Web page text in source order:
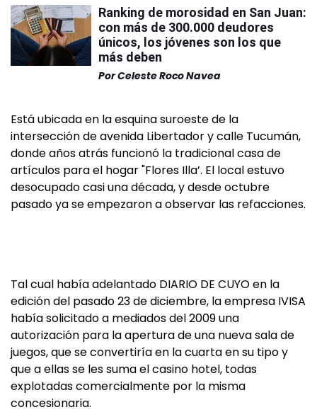
Ranking de morosidad en San Juan:
con más de 300.000 deudores
únicos, los jóvenes son los que
más deben
PorCeleste Roco Navea
Está ubicada en la esquina suroeste de la
intersección de avenida Libertador y calle Tucumán,
donde años atrás funcionó la tradicional casa de
artículos para el hogar "Flores Illa’. El local estuvo
desocupado casi una década, y desde octubre
pasado ya se empezaron a observar las refacciones.
Tal cual había adelantado DIARIO DE CUYO en la
edición del pasado 23 de diciembre, la empresa IVISA
había solicitado a mediados del 2009 una
autorización para la apertura de una nueva sala de
juegos, que se convertiría en la cuarta en su tipo y
que a ellas se les suma el casino hotel, todas
explotadas comercialmente por la misma
concesionaria.